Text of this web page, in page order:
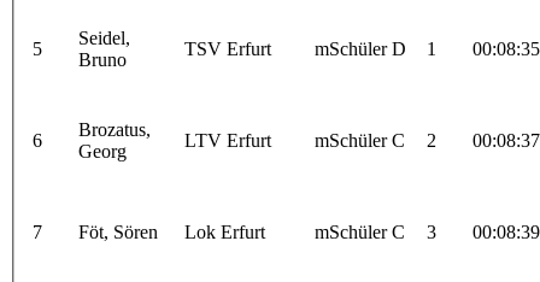
5
Seidel,
Bruno
TSV Erfurt mSchüler D 1 00:08:35
6
Brozatus,
Georg
LTV Erfurt mSchüler C 2 00:08:37
7 Föt, Sören Lok Erfurt mSchüler C 3 00:08:39